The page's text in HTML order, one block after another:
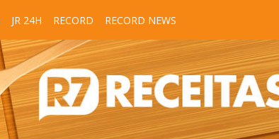
JR 24H RECORD RECORD NEWS